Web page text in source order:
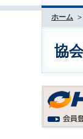
ホーム
協